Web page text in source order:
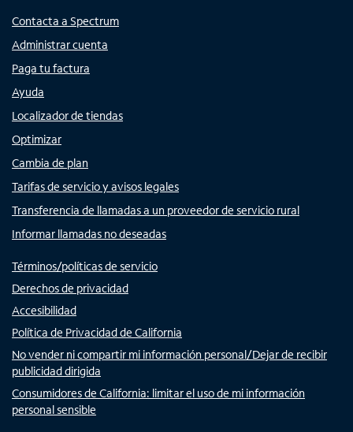
Contacta a Spectrum
Administrar cuenta
Paga tu factura
Ayuda
Localizador de tiendas
Optimizar
Cambia de plan
Tarifas de servicio y avisos legales
Transferencia de llamadas a un proveedor de servicio rural
Informar llamadas no deseadas
Términos/políticas de servicio
Derechos de privacidad
Accesibilidad
Política de Privacidad de California
No vender ni compartir mi información personal/Dejar de recibir
publicidad dirigida
Consumidores de California: limitar el uso de mi información
personal sensible